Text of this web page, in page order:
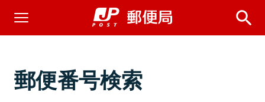
郵便番号検索